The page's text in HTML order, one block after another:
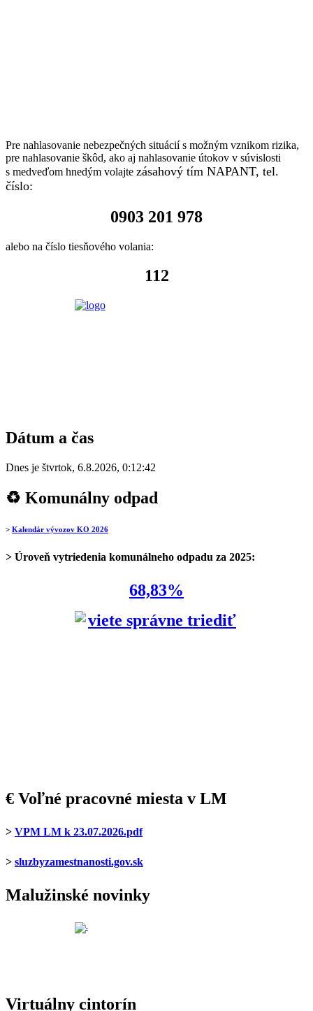
Pre nahlasovanie nebezpečných situácií s možným vznikom rizika,
pre nahlasovanie škôd, ako aj nahlasovanie útokov v súvislosti
s medveďom hnedým volajte zásahový tím NAPANT, tel.
číslo:
0903 201 978
alebo na číslo tiesňového volania:
112
Dátum a čas
Dnes je štvrtok, 6.8.2026, 0:12:42
♻ Komunálny odpad
> Kalendár vývozov KO 2026
> Úroveň vytriedenia komunálneho odpadu za 2025:
68,83%
€ Voľné pracovné miesta v LM
> VPM LM k 23.07.2026.pdf
> sluzbyzamestnanosti.gov.sk
Malužinské novinky
Virtuálny cintorín